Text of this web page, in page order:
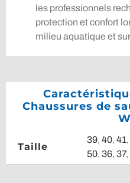
les professionnels
protection et confort
milieu aquatique et
Chaussures de
Taille
39, 40, 41,
50, 36, 37,